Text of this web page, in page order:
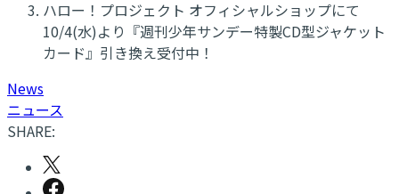
ハロー！プロジェクト オフィシャルショップにて
10/4(水)より『週刊少年サンデー特製CD型ジャケット
カード』引き換え受付中！
News
ニュース
SHARE: